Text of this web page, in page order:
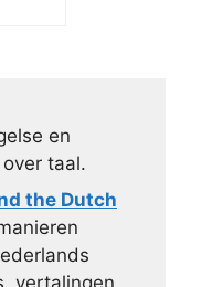
en
taal.
the Dutch